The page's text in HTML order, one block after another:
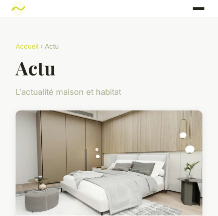
Accueil › Actu
Actu
L'actualité maison et habitat